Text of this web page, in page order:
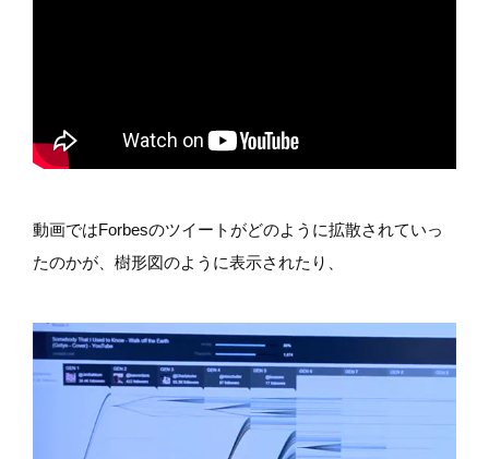
動画ではForbesのツイートがどのように拡散されていっ
たのかが、樹形図のように表示されたり、